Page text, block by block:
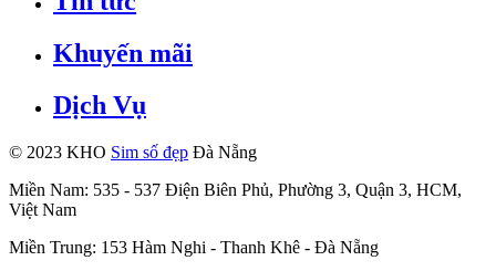
Khuyến mãi
Dịch Vụ
© 2023 KHO Sim số đẹp Đà Nẵng
Miền Nam: 535 - 537 Điện Biên Phủ, Phường 3, Quận 3, HCM,
Việt Nam
Miền Trung: 153 Hàm Nghi - Thanh Khê - Đà Nẵng